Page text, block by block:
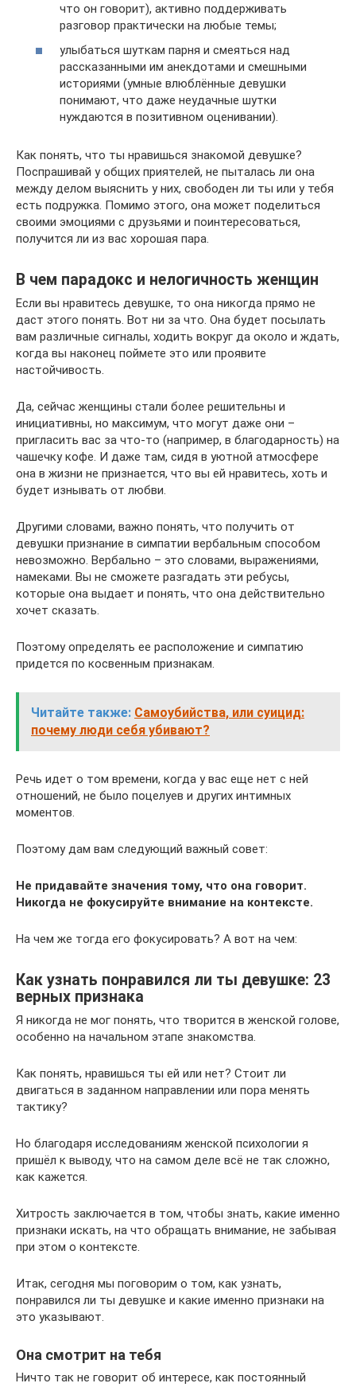
что он говорит), активно поддерживать
разговор практически на любые темы;
улыбаться шуткам парня и смеяться над
рассказанными им анекдотами и смешными
историями (умные влюблённые девушки
понимают, что даже неудачные шутки
нуждаются в позитивном оценивании).
Как понять, что ты нравишься знакомой девушке?
Поспрашивай у общих приятелей, не пыталась ли она
между делом выяснить у них, свободен ли ты или у тебя
есть подружка. Помимо этого, она может поделиться
своими эмоциями с друзьями и поинтересоваться,
получится ли из вас хорошая пара.
В чем парадокс и нелогичность женщин
Если вы нравитесь девушке, то она никогда прямо не
даст этого понять. Вот ни за что. Она будет посылать
вам различные сигналы, ходить вокруг да около и ждать,
когда вы наконец поймете это или проявите
настойчивость.
Да, сейчас женщины стали более решительны и
инициативны, но максимум, что могут даже они –
пригласить вас за что-то (например, в благодарность) на
чашечку кофе. И даже там, сидя в уютной атмосфере
она в жизни не признается, что вы ей нравитесь, хоть и
будет изнывать от любви.
Другими словами, важно понять, что получить от
девушки признание в симпатии вербальным способом
невозможно. Вербально – это словами, выражениями,
намеками. Вы не сможете разгадать эти ребусы,
которые она выдает и понять, что она действительно
хочет сказать.
Поэтому определять ее расположение и симпатию
придется по косвенным признакам.
Читайте также: Самоубийства, или суицид:
почему люди себя убивают?
Речь идет о том времени, когда у вас еще нет с ней
отношений, не было поцелуев и других интимных
моментов.
Поэтому дам вам следующий важный совет:
Не придавайте значения тому, что она говорит.
Никогда не фокусируйте внимание на контексте.
На чем же тогда его фокусировать? А вот на чем:
Как узнать понравился ли ты девушке: 23
верных признака
Я никогда не мог понять, что творится в женской голове,
особенно на начальном этапе знакомства.
Как понять, нравишься ты ей или нет? Стоит ли
двигаться в заданном направлении или пора менять
тактику?
Но благодаря исследованиям женской психологии я
пришёл к выводу, что на самом деле всё не так сложно,
как кажется.
Хитрость заключается в том, чтобы знать, какие именно
признаки искать, на что обращать внимание, не забывая
при этом о контексте.
Итак, сегодня мы поговорим о том, как узнать,
понравился ли ты девушке и какие именно признаки на
это указывают.
Она смотрит на тебя
Ничто так не говорит об интересе, как постоянный